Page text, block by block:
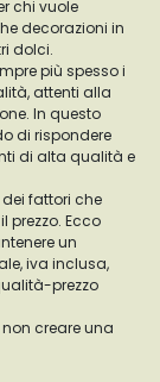
chi vuole
decorazioni in
dolci.
più spesso i
attenti alla
In questo
di rispondere
di alta qualità e
fattori che
prezzo. Ecco
un
iva inclusa,
prezzo
creare una